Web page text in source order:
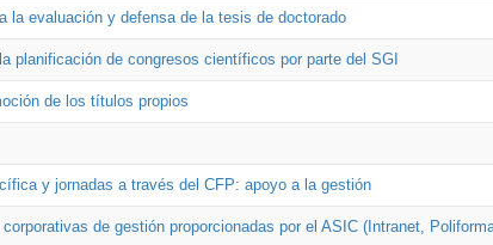
la evaluación y defensa de la tesis de doctorado
planificación de congresos científicos por parte del SGI
de los títulos propios
y jornadas a través del CFP: apoyo a la gestión
de gestión proporcionadas por el ASIC (Intranet,